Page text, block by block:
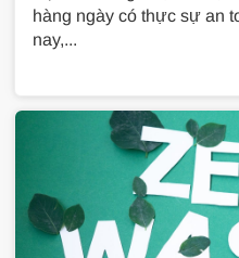
hàng ngày có thực sự an
nay,...